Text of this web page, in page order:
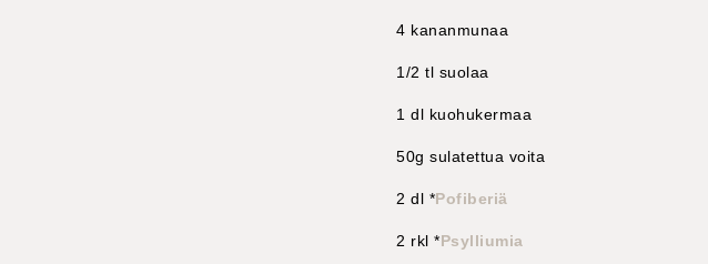
4 kananmunaa
1/2 tl suolaa
1 dl kuohukermaa
50g sulatettua voita
2 dl *Pofiberiä
2 rkl *Psylliumia